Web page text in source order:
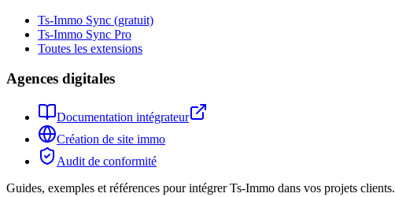
Ts-Immo Sync (gratuit)
Ts-Immo Sync Pro
Toutes les extensions
Agences digitales
Documentation intégrateur
Création de site immo
Audit de conformité
Guides, exemples et références pour intégrer Ts-Immo dans vos projets clients.